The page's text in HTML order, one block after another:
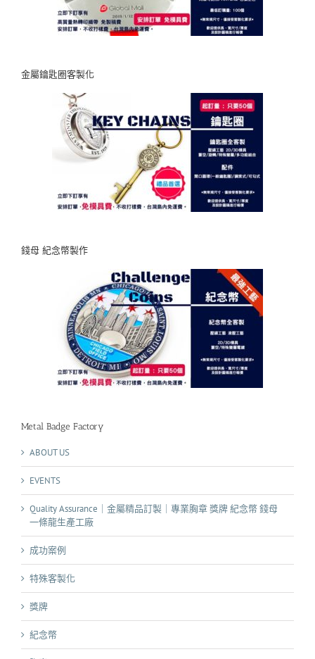
金屬鑰匙圈客製化
錢母 紀念幣製作
Metal Badge Factory
ABOUT US
EVENTS
Quality Assurance｜金屬精品訂製｜專業胸章 獎牌 紀念幣 錢母
一條龍生產工廠
成功案例
特殊客製化
獎牌
紀念幣